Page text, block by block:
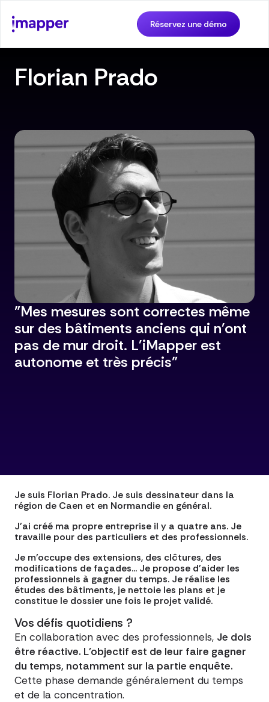
Réservez une démo
Florian Prado
"Mes mesures sont correctes même
sur des bâtiments anciens qui n'ont
pas de mur droit. L'iMapper est
autonome et très précis"
Je suis Florian Prado. Je suis dessinateur dans la
région de Caen et en Normandie en général.
J'ai créé ma propre entreprise il y a quatre ans. Je
travaille pour des particuliers et des professionnels.
Je m'occupe des extensions, des clôtures, des
modifications de façades... Je propose d'aider les
professionnels à gagner du temps. Je réalise les
études des bâtiments, je nettoie les plans et je
constitue le dossier une fois le projet validé.
Vos défis quotidiens ?
En collaboration avec des professionnels, Je dois
être réactive. L'objectif est de leur faire gagner
du temps, notamment sur la partie enquête.
Cette phase demande généralement du temps
et de la concentration.